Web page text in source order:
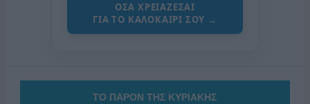
ΟΣΑ ΧΡΕΙΑΖΕΣΑΙ
ΓΙΑ ΤΟ ΚΑΛΟΚΑΙΡΙ ΣΟΥ →
ΤΟ ΠΑΡΟΝ ΤΗΣ ΚΥΡΙΑΚΗΣ